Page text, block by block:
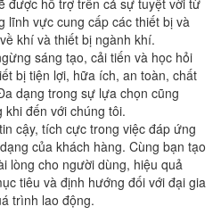
lĩnh vực cung cấp các thiết bị và
khí và thiết bị ngành khí.
sáng tạo, cải tiến và học hỏi
bị tiện lợi, hữa ích, an toàn, chất
dạng trong sự lựa chọn cũng
đến với chúng tôi.
cậy, tích cực trong việc đáp ứng
của khách hàng. Cùng bạn tạo
lòng cho người dùng, hiệu quả
tiêu và định hướng đối với đại gia
trình lao động.